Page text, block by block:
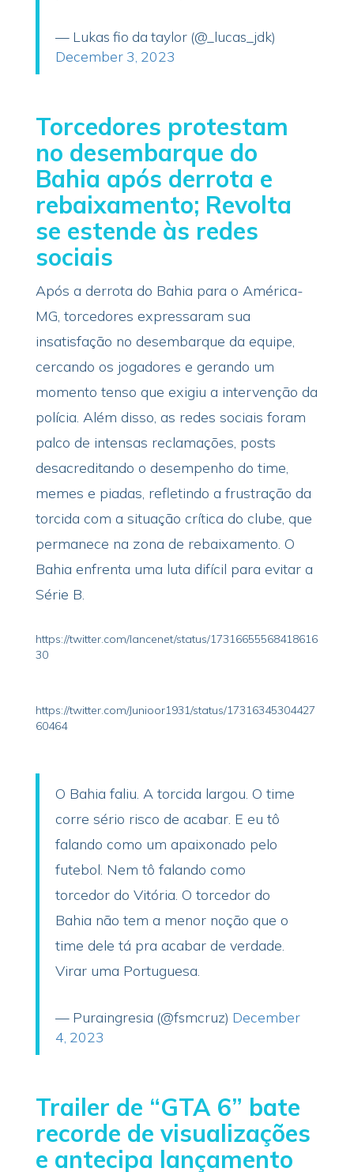
— Lukas fio da taylor (@_lucas_jdk)
December 3, 2023
Torcedores protestam
no desembarque do
Bahia após derrota e
rebaixamento; Revolta
se estende às redes
sociais
Após a derrota do Bahia para o América-
MG, torcedores expressaram sua
insatisfação no desembarque da equipe,
cercando os jogadores e gerando um
momento tenso que exigiu a intervenção da
polícia. Além disso, as redes sociais foram
palco de intensas reclamações, posts
desacreditando o desempenho do time,
memes e piadas, refletindo a frustração da
torcida com a situação crítica do clube, que
permanece na zona de rebaixamento. O
Bahia enfrenta uma luta difícil para evitar a
Série B.
https://twitter.com/lancenet/status/17316655568418616
30
https://twitter.com/Junioor1931/status/17316345304427
60464
O Bahia faliu. A torcida largou. O time
corre sério risco de acabar. E eu tô
falando como um apaixonado pelo
futebol. Nem tô falando como
torcedor do Vitória. O torcedor do
Bahia não tem a menor noção que o
time dele tá pra acabar de verdade.
Virar uma Portuguesa.
— Puraingresia (@fsmcruz) December
4, 2023
Trailer de “GTA 6” bate
recorde de visualizações
e antecipa lançamento